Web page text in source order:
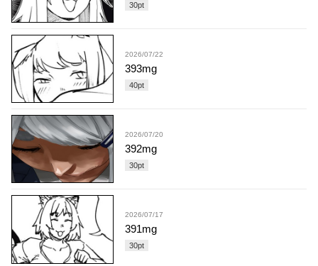
30pt
2026/07/22
393mg
40pt
2026/07/20
392mg
30pt
2026/07/17
391mg
30pt